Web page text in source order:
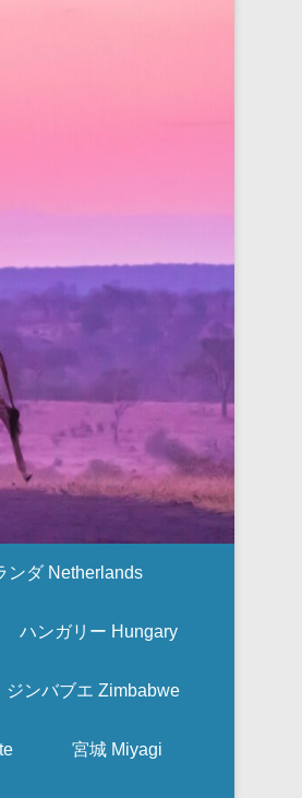
ンダ Netherlands
ハンガリー Hungary
ジンバブエ Zimbabwe
宮城 Miyagi